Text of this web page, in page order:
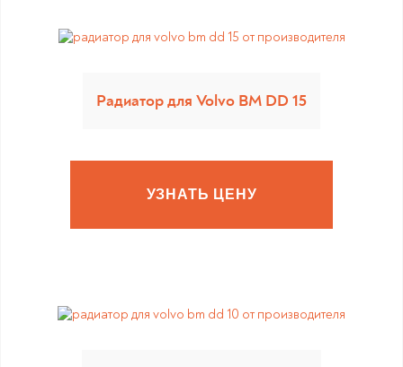
Радиатор для Volvo BM DD 15
УЗНАТЬ ЦЕНУ